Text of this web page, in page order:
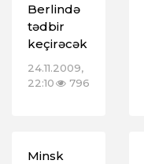
Berlində
tədbir
keçirəcək
24.11.2009,
22:10
796
Minsk